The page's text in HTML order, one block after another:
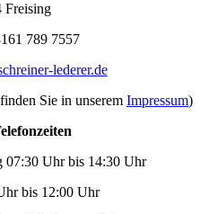
Freising
789 7557
lederer.de
Sie in unserem Impressum)
07:30 Uhr bis 14:30 Uhr
bis 12:00 Uhr